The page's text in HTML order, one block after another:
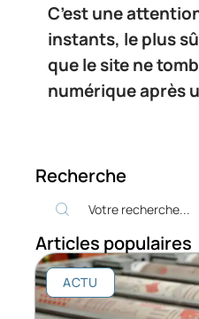
C’est une
instants, le plus
que le site ne
numérique après
Recherche
Articles populaires
ACTU